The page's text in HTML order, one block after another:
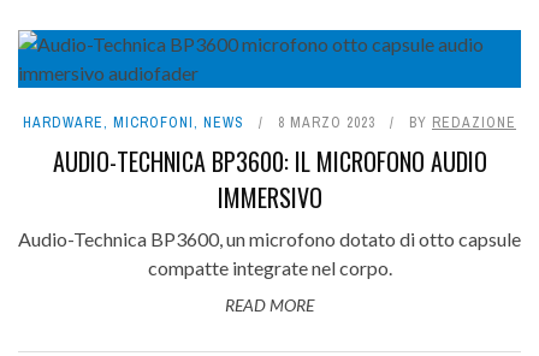
HARDWARE, MICROFONI, NEWS 8 MARZO 2023 BY REDAZIONE
AUDIO-TECHNICA BP3600: IL MICROFONO AUDIO
IMMERSIVO
Audio-Technica BP3600, un microfono dotato di otto capsule
compatte integrate nel corpo.
READ MORE